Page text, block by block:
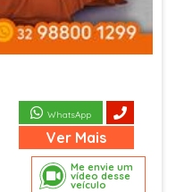
Me envie um
vídeo desse
veículo
WhatsApp
Ver Mais